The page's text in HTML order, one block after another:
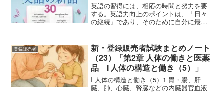
英語の習得には、相応の時間と努力を要
する。英語力向上のポイントは、「日々
の継続」であり、そのために自分に最適
素材としつつ、語彙の詳細な解説など工
夫満載の誌面で英語の学び...
登録販売者
新・登録販売者試験まとめノート
（23）「第2章 人体の働きと医薬
品 I 人体の構造と働き（5）」
I 人体の構造と働き（5）1 胃・腸、肝
臓、肺、心臓、腎臓などの内臓器官血液